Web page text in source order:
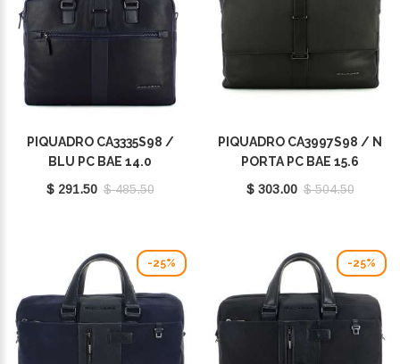
PIQUADRO CA3335S98 /
BLU PC BAE 14.0
$ 291.50 $ 485.50
PIQUADRO CA3997S98 / N
PORTA PC BAE 15.6
$ 303.00 $ 504.50
-25% -25%